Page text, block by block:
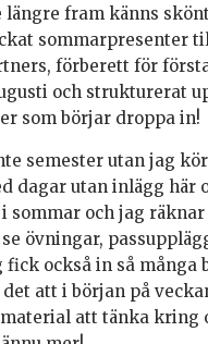
fram känns
sommarpresenter
förberett för
och strukturerat
som börjar droppa in!
semester utan jag
dagar utan inlägg här
sommar och jag
övningar,
fick också in så många
att i början på
att tänka kring